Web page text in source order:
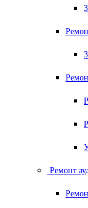
Ремонт